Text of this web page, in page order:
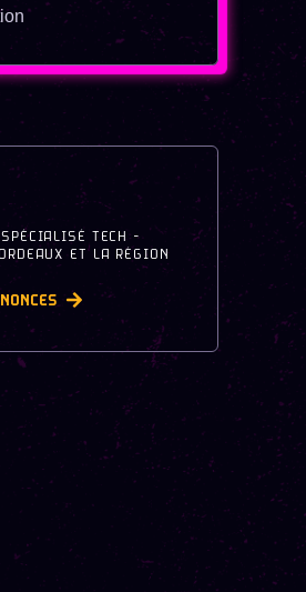
TECH -
ET LA RÉGION